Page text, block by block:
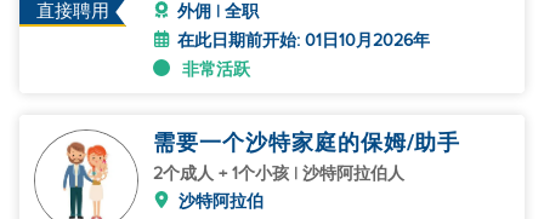
直接聘用
外佣 | 全职
在此日期前开始: 01日10月2026年
非常活跃
需要一个沙特家庭的保姆/助手
2个成人 + 1个小孩 | 沙特阿拉伯人
沙特阿拉伯